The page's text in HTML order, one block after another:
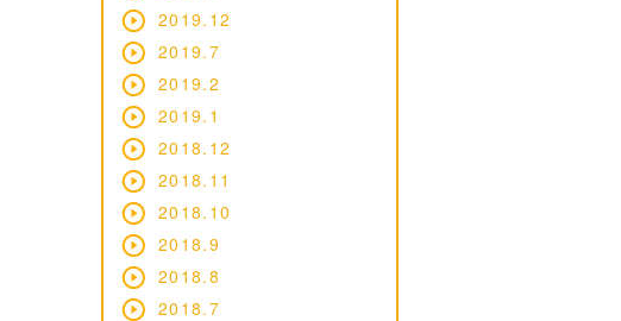
2019.12
2019.7
2019.2
2019.1
2018.12
2018.11
2018.10
2018.9
2018.8
2018.7